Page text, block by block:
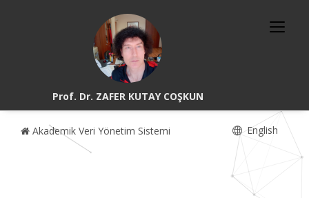
Prof. Dr. ZAFER KUTAY COŞKUN
Akademik Veri Yönetim Sistemi English